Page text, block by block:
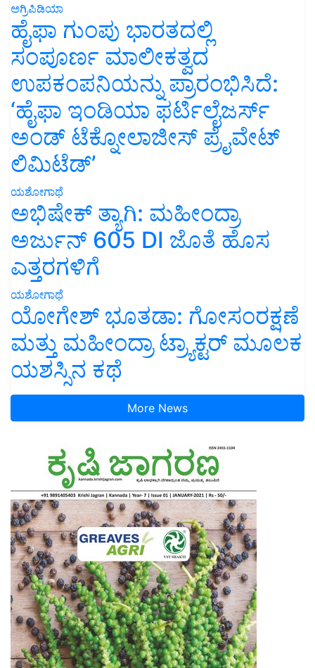
ಅಗ್ರಿಪಿಡಿಯಾ
ಹೈಫಾ ಗುಂಪು ಭಾರತದಲ್ಲಿ
ಸಂಪೂರ್ಣ ಮಾಲೀಕತ್ವದ
ಉಪಕಂಪನಿಯನ್ನು ಪ್ರಾರಂಭಿಸಿದೆ:
‘ಹೈಫಾ ಇಂಡಿಯಾ ಫರ್ಟಿಲೈಜರ್ಸ್
ಅಂಡ್ ಟೆಕ್ನೋಲಾಜೀಸ್ ಪ್ರೈವೇಟ್
ಲಿಮಿಟೆಡ್’
ಯಶೋಗಾಥೆ
ಅಭಿಷೇಕ್ ತ್ಯಾಗಿ: ಮಹೀಂದ್ರಾ
ಅರ್ಜುನ್ 605 DI ಜೊತೆ ಹೊಸ
ಎತ್ತರಗಳಿಗೆ
ಯಶೋಗಾಥೆ
ಯೋಗೇಶ್ ಭೂತಡಾ: ಗೋಸಂರಕ್ಷಣೆ
ಮತ್ತು ಮಹೀಂದ್ರಾ ಟ್ರ್ಯಾಕ್ಟರ್ ಮೂಲಕ
ಯಶಸ್ಸಿನ ಕಥೆ
More News